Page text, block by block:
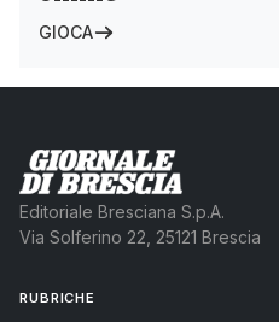
GIOCA
Editoriale Bresciana S.p.A.
Via Solferino 22, 25121 Brescia
RUBRICHE